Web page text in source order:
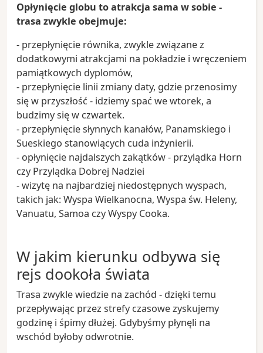
Opłynięcie globu to atrakcja sama w sobie -
trasa zwykle obejmuje:
- przepłynięcie równika, zwykle związane z
dodatkowymi atrakcjami na pokładzie i wręczeniem
pamiątkowych dyplomów,
- przepłynięcie linii zmiany daty, gdzie przenosimy
się w przyszłość - idziemy spać we wtorek, a
budzimy się w czwartek.
- przepłynięcie słynnych kanałów, Panamskiego i
Sueskiego stanowiących cuda inżynierii.
- opłynięcie najdalszych zakątków - przylądka Horn
czy Przylądka Dobrej Nadziei
- wizytę na najbardziej niedostępnych wyspach,
takich jak: Wyspa Wielkanocna, Wyspa św. Heleny,
Vanuatu, Samoa czy Wyspy Cooka.
W jakim kierunku odbywa się
rejs dookoła świata
Trasa zwykle wiedzie na zachód - dzięki temu
przepływając przez strefy czasowe zyskujemy
godzinę i śpimy dłużej. Gdybyśmy płynęli na
wschód byłoby odwrotnie.